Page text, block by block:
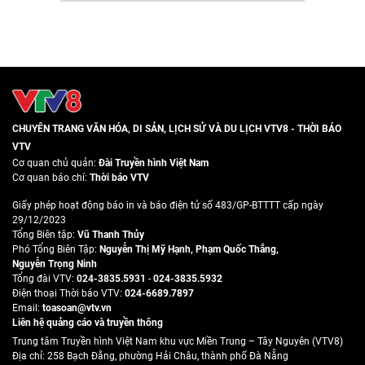
CHUYÊN TRANG VĂN HÓA, DI SẢN, LỊCH SỬ VÀ DU LỊCH VTV8 - THỜI BÁO
VTV
Cơ quan chủ quản:Đài Truyền hình Việt Nam
Cơ quan báo chí: Thời báo VTV
Giấy phép hoạt động báo in và báo điện tử số 483/GP-BTTTT cấp ngày
29/12/2023
Tổng Biên tập: Vũ Thanh Thủy
Phó Tổng Biên Tập: Nguyễn Thị Mỹ Hạnh, Phạm Quốc Thắng,
Nguyễn Trọng Ninh
Tổng đài VTV: 024-3835.5931 - 024-3835.5932
Ðiện thoại Thời báo VTV: 024-6689.7897
Email: toasoan@vtv.vn
Liên hệ quảng cáo và truyền thông
Trung tâm Truyền hình Việt Nam khu vực Miền Trung – Tây Nguyên (VTV8)
Địa chỉ: 258 Bạch Đằng, phường Hải Châu, thành phố Đà Nẵng